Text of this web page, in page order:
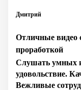
Дмитрий
Отличные видео
проработкой
Слушать умных
удовольствие.
Вежливые